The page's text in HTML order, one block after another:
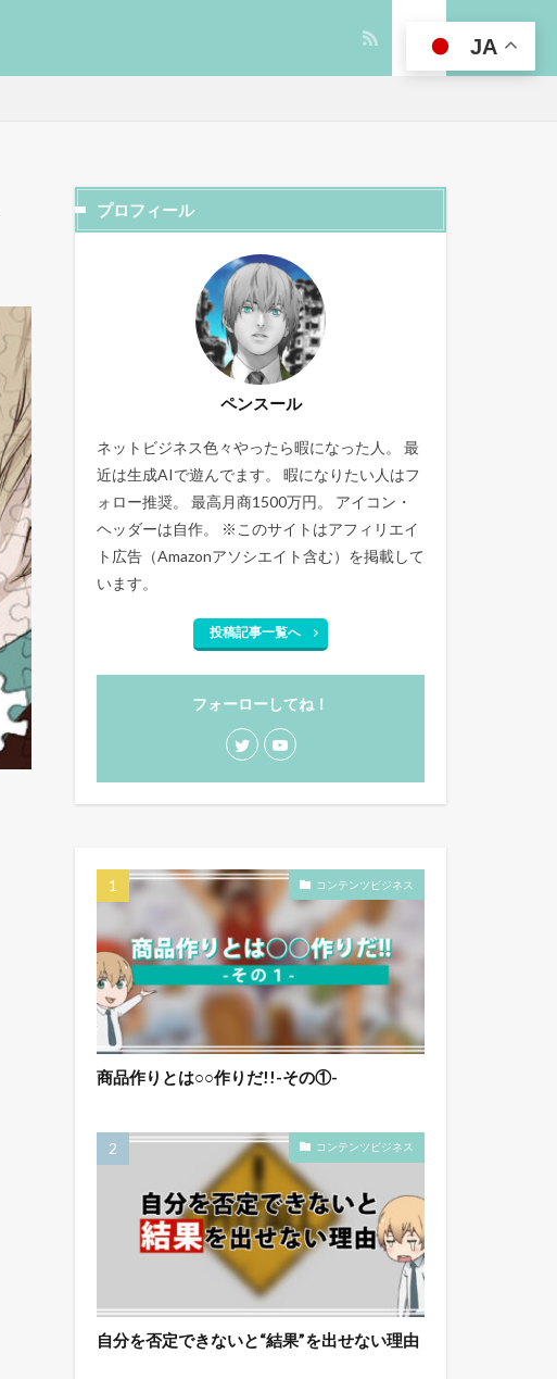
プロフィール
ペンスール
ネットビジネス色々やったら暇になった人。 最
近は生成AIで遊んでます。 暇になりたい人はフ
ォロー推奨。 最高月商1500万円。 アイコン・
ヘッダーは自作。 ※このサイトはアフィリエイ
ト広告（Amazonアソシエイト含む）を掲載して
います。
投稿記事一覧へ
フォーローしてね！
コンテンツビジネス
商品作りとは○○作りだ!!-その①-
コンテンツビジネス
自分を否定できないと“結果”を出せない理由
JA